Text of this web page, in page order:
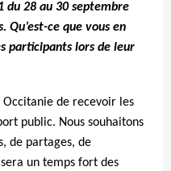
du 28 au 30 septembre
Qu’est-ce que vous en
participants lors de leur
Occitanie de recevoir les
public. Nous souhaitons
de partages, de
un temps fort des